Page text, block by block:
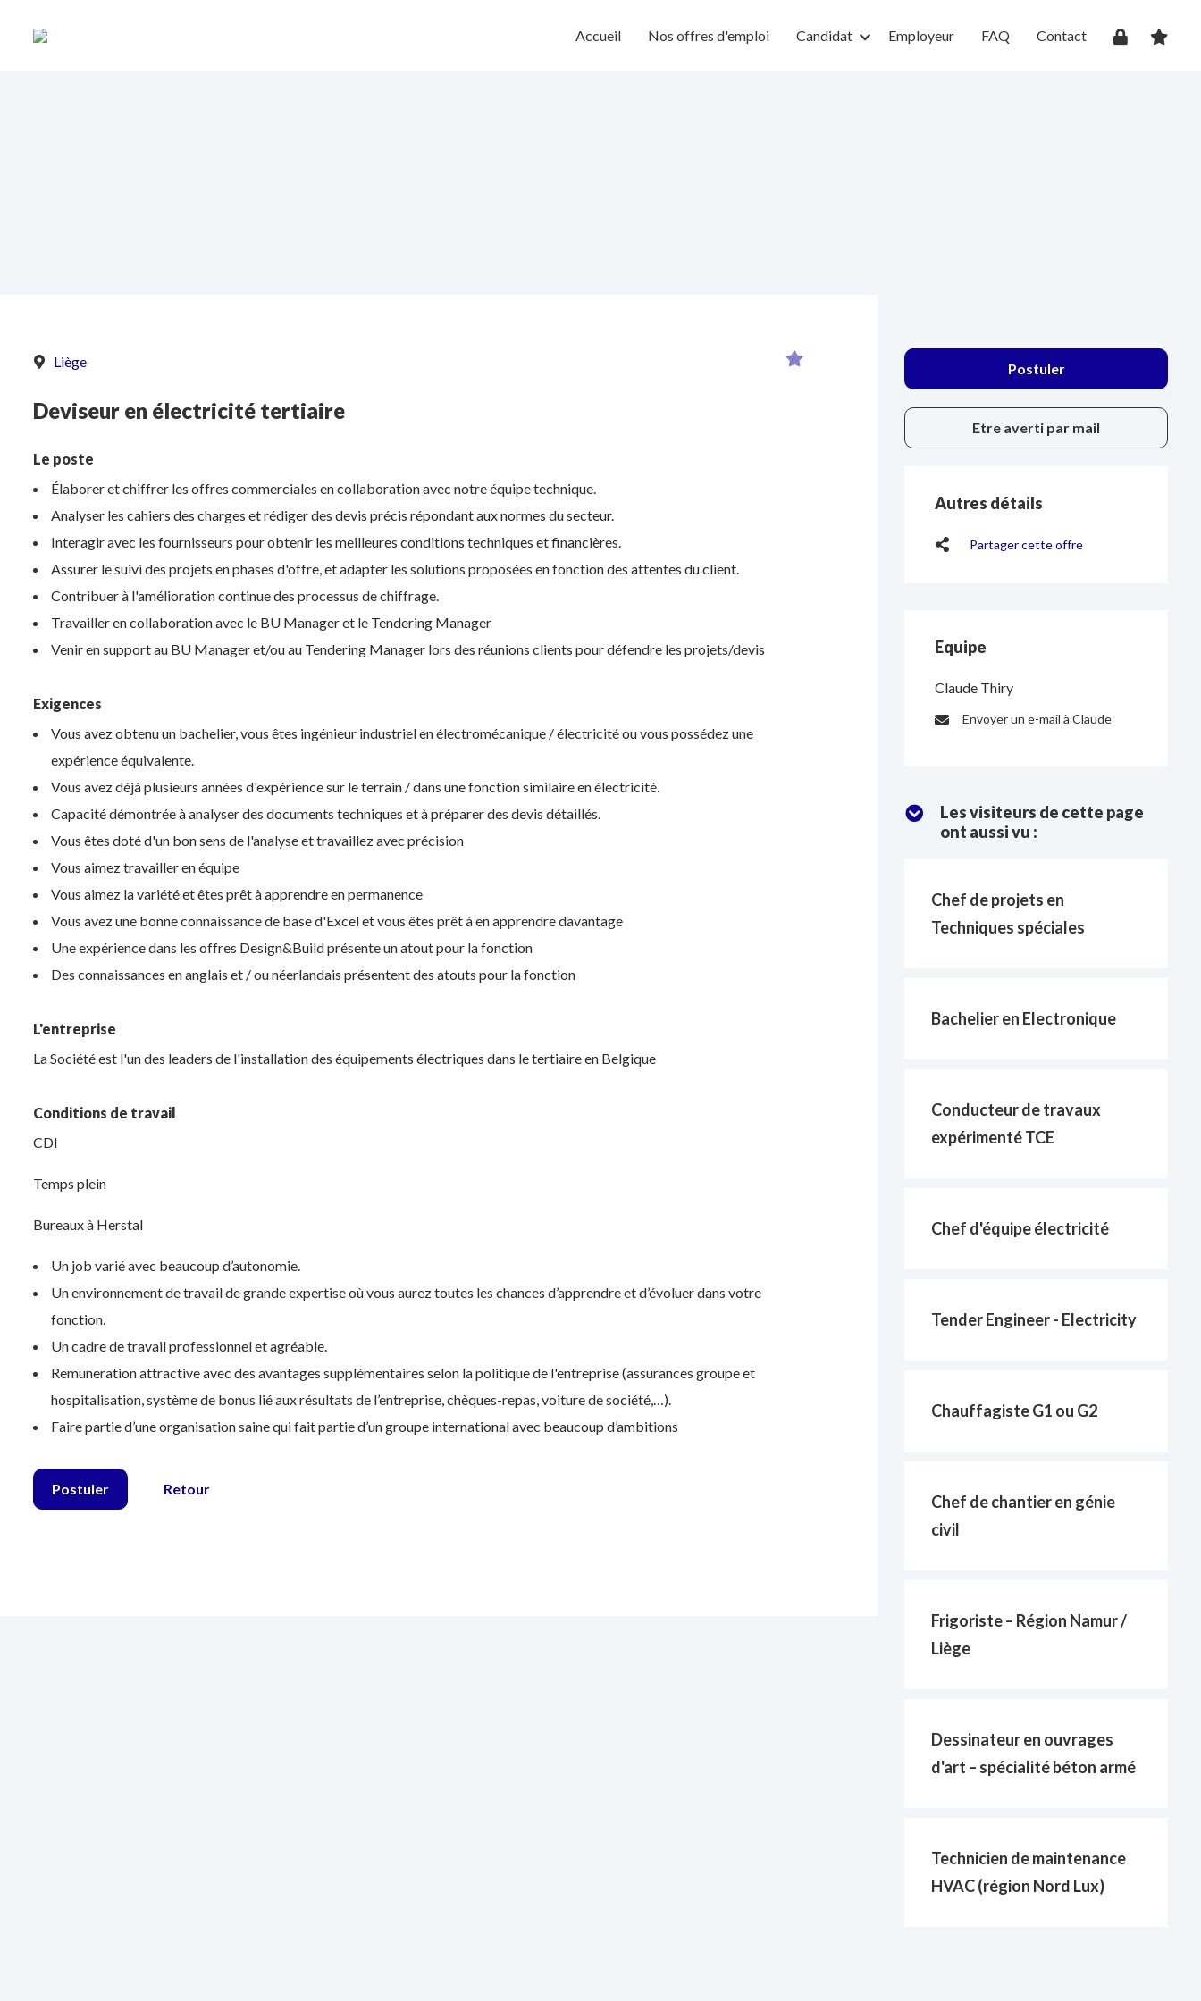
Accueil Nos offres d'emploi Candidat Employeur FAQ Contact
Liège
Deviseur en électricité tertiaire
Le poste
Élaborer et chiffrer les offres commerciales en collaboration avec notre équipe technique.
Analyser les cahiers des charges et rédiger des devis précis répondant aux normes du secteur.
Interagir avec les fournisseurs pour obtenir les meilleures conditions techniques et financières.
Assurer le suivi des projets en phases d'offre, et adapter les solutions proposées en fonction des attentes du client.
Contribuer à l'amélioration continue des processus de chiffrage.
Travailler en collaboration avec le BU Manager et le Tendering Manager
Venir en support au BU Manager et/ou au Tendering Manager lors des réunions clients pour défendre les projets/devis
Exigences
Vous avez obtenu un bachelier, vous êtes ingénieur industriel en électromécanique / électricité ou vous possédez une
expérience équivalente.
Vous avez déjà plusieurs années d'expérience sur le terrain / dans une fonction similaire en électricité.
Capacité démontrée à analyser des documents techniques et à préparer des devis détaillés.
Vous êtes doté d'un bon sens de l'analyse et travaillez avec précision
Vous aimez travailler en équipe
Vous aimez la variété et êtes prêt à apprendre en permanence
Vous avez une bonne connaissance de base d'Excel et vous êtes prêt à en apprendre davantage
Une expérience dans les offres Design&Build présente un atout pour la fonction
Des connaissances en anglais et / ou néerlandais présentent des atouts pour la fonction
L'entreprise
La Société est l'un des leaders de l'installation des équipements électriques dans le tertiaire en Belgique
Conditions de travail
CDI
Temps plein
Bureaux à Herstal
Un job varié avec beaucoup d’autonomie.
Un environnement de travail de grande expertise où vous aurez toutes les chances d’apprendre et d’évoluer dans votre
fonction.
Un cadre de travail professionnel et agréable.
Remuneration attractive avec des avantages supplémentaires selon la politique de l'entreprise (assurances groupe et
hospitalisation, système de bonus lié aux résultats de l’entreprise, chèques-repas, voiture de société,…).
Faire partie d’une organisation saine qui fait partie d’un groupe international avec beaucoup d’ambitions
Etre averti par mail
Autres détails
Partager cette offre
Equipe
Claude Thiry
Envoyer un e-mail à Claude
Les visiteurs de cette page
ont aussi vu :
Chef de projets en
Techniques spéciales
Bachelier en Electronique
Conducteur de travaux
expérimenté TCE
Chef d'équipe électricité
Tender Engineer - Electricity
Chauffagiste G1 ou G2
Chef de chantier en génie
civil
Frigoriste – Région Namur /
Liège
Dessinateur en ouvrages
d'art – spécialité béton armé
Technicien de maintenance
HVAC (région Nord Lux)